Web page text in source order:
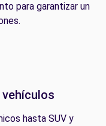
para garantizar un
vehículos
hasta SUV y